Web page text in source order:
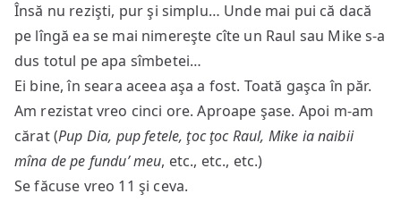
Însă nu rezişti, pur şi simplu… Unde mai pui că dacă
pe lîngă ea se mai nimereşte cîte un Raul sau Mike s-a
dus totul pe apa sîmbetei…
Ei bine, în seara aceea aşa a fost. Toată gaşca în păr.
Am rezistat vreo cinci ore. Aproape şase. Apoi m-am
cărat (Pup Dia, pup fetele, ţoc ţoc Raul, Mike ia naibii
mîna de pe fundu’ meu, etc., etc., etc.)
Se făcuse vreo 11 şi ceva.